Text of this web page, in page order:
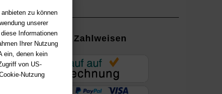
zu können
unserer
Informationen
Ihrer Nutzung
ein, denen kein
von US-
Nutzung
mit
Zahlweisen